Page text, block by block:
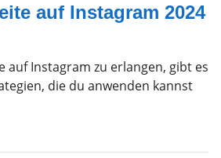
auf Instagram 2024
auf Instagram zu erlangen, gibt es
die du anwenden kannst